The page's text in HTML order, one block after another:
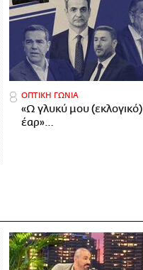
ΟΠΤΙΚΗ ΓΩΝΙΑ
«Ω γλυκύ μου (εκλογικό)
έαρ»…